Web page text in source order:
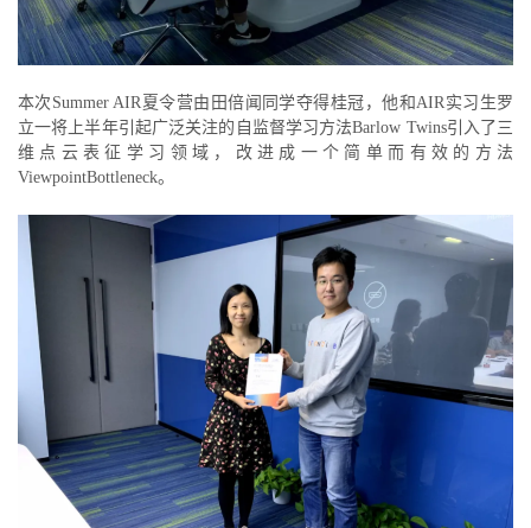
本次Summer AIR夏令营由田倍闻同学夺得桂冠，他和AIR实习生罗
立一将上半年引起广泛关注的自监督学习方法Barlow Twins引入了三
维点云表征学习领域，改进成一个简单而有效的方法
ViewpointBottleneck。